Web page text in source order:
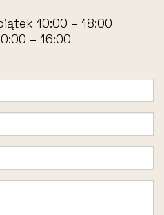
10:00 – 18:00
– 16:00